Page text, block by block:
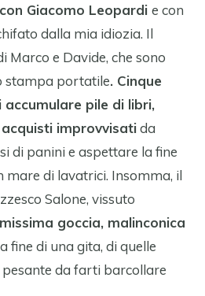
Giacomo Leopardi e con
dalla mia idiozia. Il
Marco e Davide, che sono
stampa portatile. Cinque
accumulare pile di libri,
improvvisatida
di panini e aspettare la fine
mare di lavatrici. Insomma, il
Salone, vissuto
goccia, malinconica
fine di una gita, di quelle
pesante da farti barcollare